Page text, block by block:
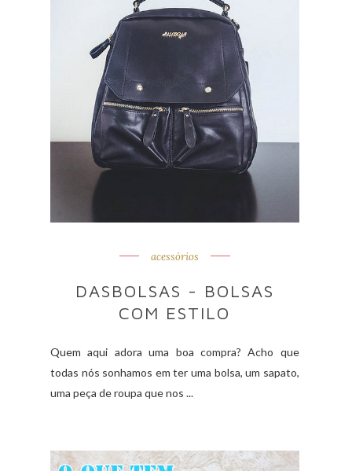
acessórios
DASBOLSAS - BOLSAS
COM ESTILO
Quem aqui adora uma boa compra? Acho que
todas nós sonhamos em ter uma bolsa, um sapato,
uma peça de roupa que nos ...